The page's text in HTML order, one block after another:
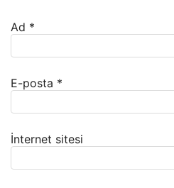
Ad *
E-posta *
İnternet sitesi